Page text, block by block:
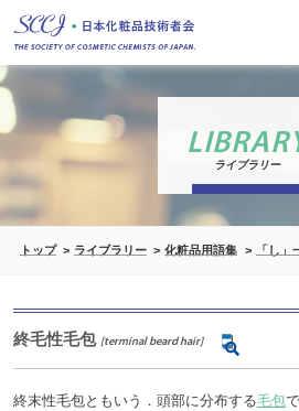
ライブラリー
トップ ライブラリー 化粧品用語集 「し」
終毛性毛包 [terminal beard hair]
終末性毛包ともいう．頭部に分布する毛包